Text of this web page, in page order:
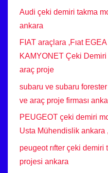
Audi çeki demiri takma
ankara
FIAT araçlara ,Fıat
KAMYONET Çeki Demiri
araç proje
subaru ve subaru
ve araç proje firması
PEUGEOT çeki demiri
Usta Mühendislik ankara ,
peugeot rıfter çeki demiri
projesi ankara